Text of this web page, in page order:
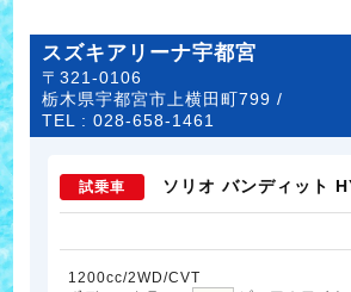
スズキアリーナ宇都宮
〒321-0106
栃木県宇都宮市上横田町799 /
TEL :028-658-1461
試乗車 ソリオ バンディット
1200cc/2WD/CVT